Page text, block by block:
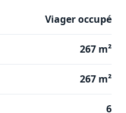
Viager occupé
267 m²
267 m²
6